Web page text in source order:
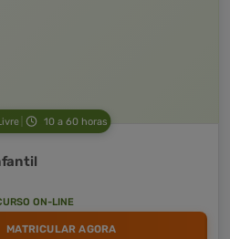
10 a 60 horas
ON-LINE
MATRICULAR AGORA